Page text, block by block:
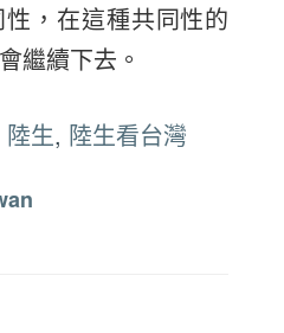
，在這種共同性的
繼續下去。
陸生, 陸生看台灣